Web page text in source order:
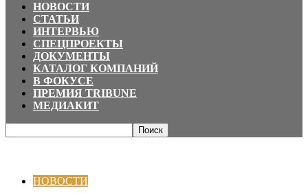
НОВОСТИ
СТАТЬИ
ИНТЕРВЬЮ
СПЕЦПРОЕКТЫ
ДОКУМЕНТЫ
КАТАЛОГ КОМПАНИЙ
В ФОКУСЕ
ПРЕМИЯ TRIBUNE
МЕДИАКИТ
НОВОСТИ